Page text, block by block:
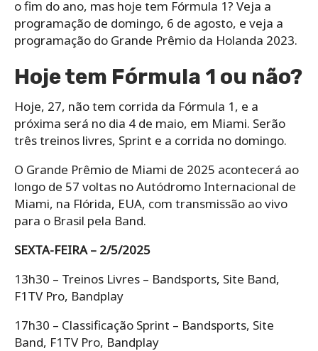
o fim do ano, mas hoje tem Fórmula 1? Veja a
programação de domingo, 6 de agosto, e veja a
programação do Grande Prêmio da Holanda 2023.
Hoje tem Fórmula 1 ou não?
Hoje, 27, não tem corrida da Fórmula 1, e a
próxima será no dia 4 de maio, em Miami. Serão
três treinos livres, Sprint e a corrida no domingo.
O Grande Prêmio de Miami de 2025 acontecerá ao
longo de 57 voltas no Autódromo Internacional de
Miami, na Flórida, EUA, com transmissão ao vivo
para o Brasil pela Band.
SEXTA-FEIRA – 2/5/2025
13h30 – Treinos Livres – Bandsports, Site Band,
F1TV Pro, Bandplay
17h30 – Classificação Sprint – Bandsports, Site
Band, F1TV Pro, Bandplay